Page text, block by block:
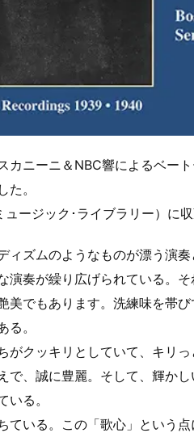
カニーニ＆NBC響によるベー
た。
ージック･ライブラリー）に
ィズムのようなものが漂う演奏
演奏が繰り広げられている。
美でもあります。洗練味を帯
る。
がクッキリとしていて、キリ
で、誠に豊麗。そして、輝か
いる。
ている。この「歌心」という